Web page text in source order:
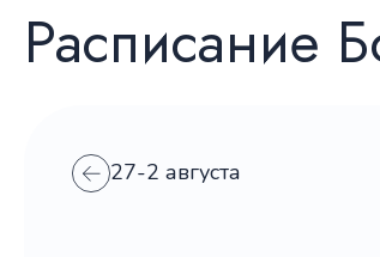
Расписание
27-2 августа